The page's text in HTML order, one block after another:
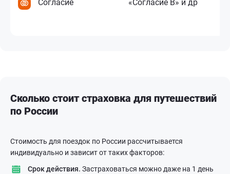
Согласие «Согласие B» и др
Сколько стоит страховка для путешествий
по России
Стоимость для поездок по России рассчитывается
индивидуально и зависит от таких факторов:
Срок действия. Застраховаться можно даже на 1 день